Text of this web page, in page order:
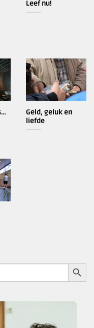
Leef nu!
Geld, geluk en
liefde